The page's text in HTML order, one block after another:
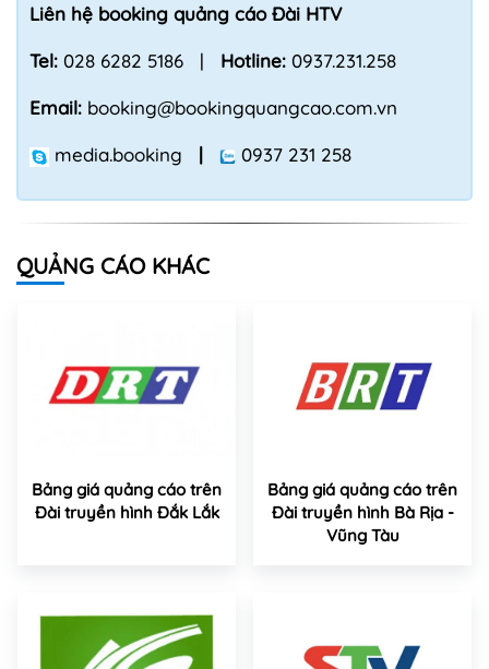
Liên hệ booking quảng cáo Đài HTV
Tel: 028 6282 5186 | Hotline: 0937.231.258
Email: booking@bookingquangcao.com.vn
media.booking | 0937 231 258
QUẢNG CÁO KHÁC
Bảng giá quảng cáo trên
Đài truyền hình Đắk Lắk
Bảng giá quảng cáo trên
Đài truyền hình Bà Rịa -
Vũng Tàu